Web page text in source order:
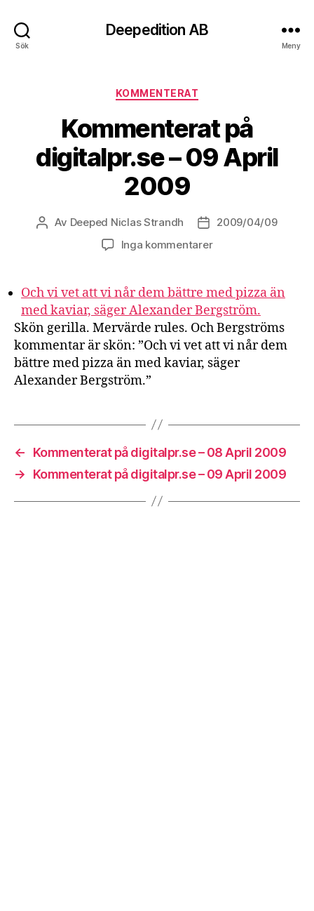
Sök
Deepedition AB
Meny
Kategorier
KOMMENTERAT
Kommenterat på
digitalpr.se – 09 April
2009
Inläggsförfattare
Av Deeped Niclas Strandh Inläggsdatum
2009/04/09
Inga kommentarer
Och vi vet att vi når dem bättre med pizza än
med kaviar, säger Alexander Bergström.
Skön gerilla. Mervärde rules. Och Bergströms
kommentar är skön: ”Och vi vet att vi når dem
bättre med pizza än med kaviar, säger
Alexander Bergström.”
←
Kommenterat på digitalpr.se – 08 April 2009
→
Kommenterat på digitalpr.se – 09 April 2009